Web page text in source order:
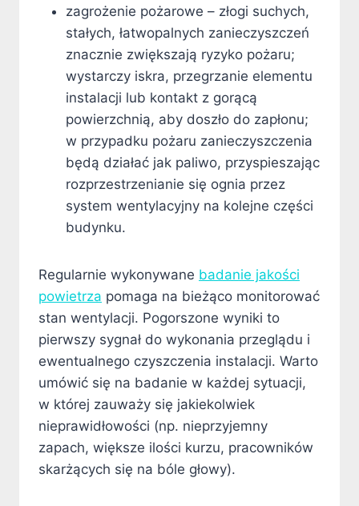
zagrożenie pożarowe – złogi suchych,
stałych, łatwopalnych zanieczyszczeń
znacznie zwiększają ryzyko pożaru;
wystarczy iskra, przegrzanie elementu
instalacji lub kontakt z gorącą
powierzchnią, aby doszło do zapłonu;
w przypadku pożaru zanieczyszczenia
będą działać jak paliwo, przyspieszając
rozprzestrzenianie się ognia przez
system wentylacyjny na kolejne części
budynku.
Regularnie wykonywane badanie jakości
powietrza pomaga na bieżąco monitorować
stan wentylacji. Pogorszone wyniki to
pierwszy sygnał do wykonania przeglądu i
ewentualnego czyszczenia instalacji. Warto
umówić się na badanie w każdej sytuacji,
w której zauważy się jakiekolwiek
nieprawidłowości (np. nieprzyjemny
zapach, większe ilości kurzu, pracowników
skarżących się na bóle głowy).